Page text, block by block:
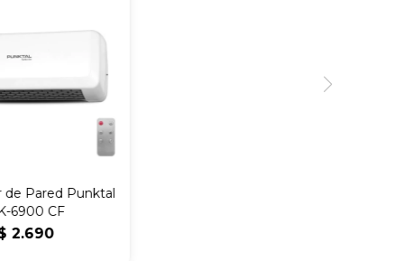
de Pared Punktal
6900 CF
2.690